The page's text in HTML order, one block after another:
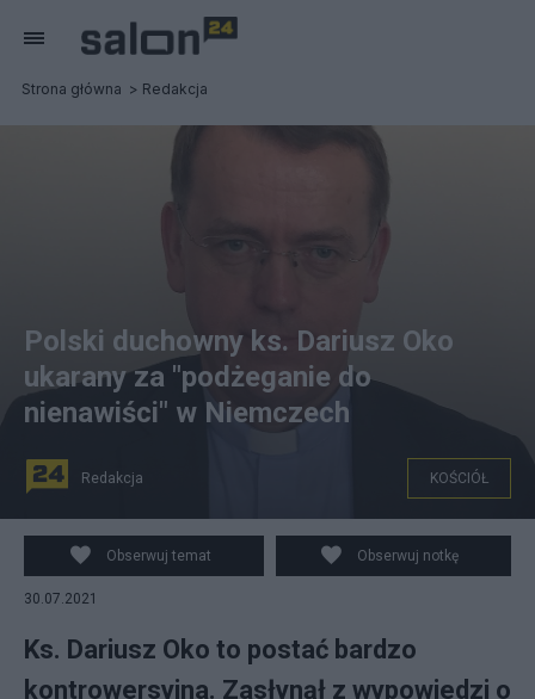
Strona główna Redakcja
Albigowa, CC BY-SA 4.0
<https://creativecommons.org/licenses/by-sa/4.0>, via
Wikimedia Commons
Polski duchowny ks. Dariusz Oko
ukarany za "podżeganie do
nienawiści" w Niemczech
Redakcja KOŚCIÓŁ
Obserwuj temat Obserwuj notkę
30.07.2021
Ks. Dariusz Oko to postać bardzo
kontrowersyjna. Zasłynął z wypowiedzi o